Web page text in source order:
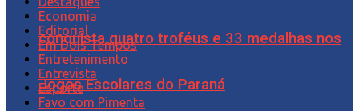
conquista quatro troféus e 33 medalhas nos
Jogos Escolares do Paraná
Economia
Editorial
Em Dois Tempos
Entretenimento
Entrevista
Esporte
Favo com Pimenta